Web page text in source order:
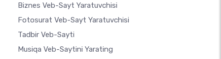
Biznes Veb-Sayt Yaratuvchisi
Fotosurat Veb-Sayt Yaratuvchisi
Tadbir Veb-Sayti
Musiqa Veb-Saytini Yarating